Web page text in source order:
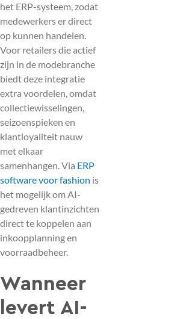
het ERP-systeem, zodat
medewerkers er direct
op kunnen handelen.
Voor retailers die actief
zijn in de modebranche
biedt deze integratie
extra voordelen, omdat
collectiewisselingen,
seizoenspieken en
klantloyaliteit nauw
met elkaar
samenhangen. Via ERP
software voor fashion is
het mogelijk om AI-
gedreven klantinzichten
direct te koppelen aan
inkoopplanning en
voorraadbeheer.
Wanneer
levert AI-